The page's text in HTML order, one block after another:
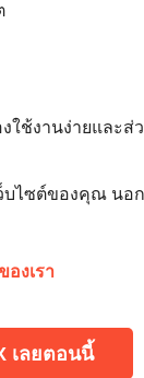
งใช้งานง่ายแล
ไซต์ของคุณ นอ
องเรา
เลยตอนนี้